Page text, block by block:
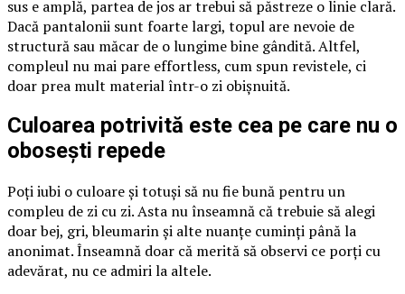
sus e amplă, partea de jos ar trebui să păstreze o linie clară.
Dacă pantalonii sunt foarte largi, topul are nevoie de
structură sau măcar de o lungime bine gândită. Altfel,
compleul nu mai pare effortless, cum spun revistele, ci
doar prea mult material într-o zi obișnuită.
Culoarea potrivită este cea pe care nu o
obosești repede
Poți iubi o culoare și totuși să nu fie bună pentru un
compleu de zi cu zi. Asta nu înseamnă că trebuie să alegi
doar bej, gri, bleumarin și alte nuanțe cuminți până la
anonimat. Înseamnă doar că merită să observi ce porți cu
adevărat, nu ce admiri la altele.